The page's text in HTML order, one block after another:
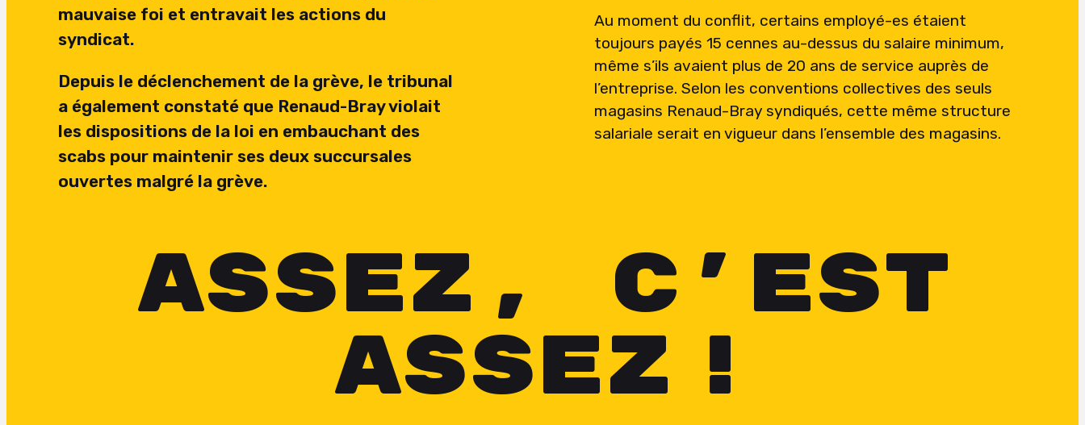
mauvaise foi et entravait les actions du
syndicat.
Depuis le déclenchement de la grève, le tribunal
a également constaté que Renaud-Bray violait
les dispositions de la loi en embauchant des
scabs pour maintenir ses deux succursales
ouvertes malgré la grève.
Au moment du conflit, certains employé-es étaient
toujours payés 15 cennes au-dessus du salaire minimum,
même s’ils avaient plus de 20 ans de service auprès de
l’entreprise. Selon les conventions collectives des seuls
magasins Renaud-Bray syndiqués, cette même structure
salariale serait en vigueur dans l’ensemble des magasins.
ASSEZ, C’EST
ASSEZ !